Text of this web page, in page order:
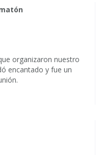
organizaron nuestro
encantado y fue un